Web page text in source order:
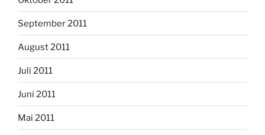
September 2011
August 2011
Juli 2011
Juni 2011
Mai 2011